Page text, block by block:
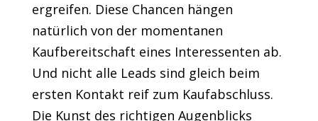
ergreifen. Diese Chancen hängen
natürlich von der momentanen
Kaufbereitschaft eines Interessenten ab.
Und nicht alle Leads sind gleich beim
ersten Kontakt reif zum Kaufabschluss.
Die Kunst des richtigen Augenblicks